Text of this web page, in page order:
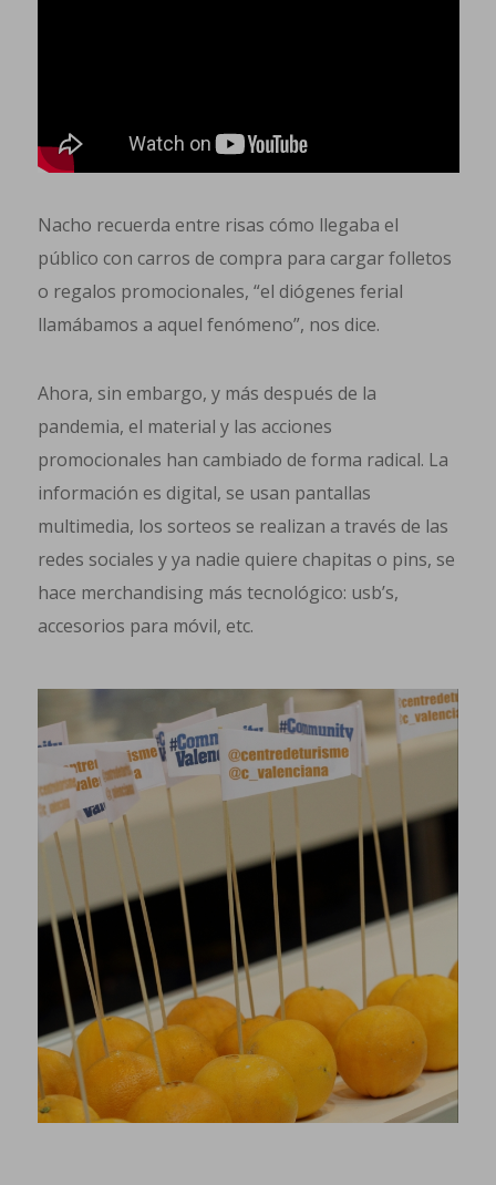
Nacho recuerda entre risas cómo llegaba el
público con carros de compra para cargar folletos
o regalos promocionales, “el diógenes ferial
llamábamos a aquel fenómeno”, nos dice.
Ahora, sin embargo, y más después de la
pandemia, el material y las acciones
promocionales han cambiado de forma radical. La
información es digital, se usan pantallas
multimedia, los sorteos se realizan a través de las
redes sociales y ya nadie quiere chapitas o pins, se
hace merchandising más tecnológico: usb’s,
accesorios para móvil, etc.